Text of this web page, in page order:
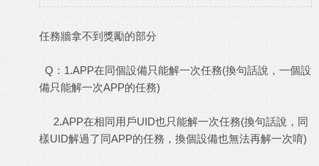
任務牆拿不到獎勵的部分
Q：1.APP在同個設備只能解一次任務(換句話說，一個設
備只能解一次APP的任務)
2.APP在相同用戶UID也只能解一次任務(換句話說，同
樣UID解過了同APP的任務，換個設備也無法再解一次唷)